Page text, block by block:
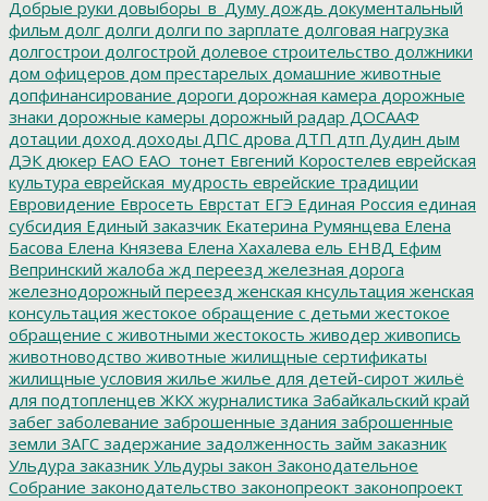
Добрые руки довыборы_в_Думу дождь документальный
фильм долг долги долги по зарплате долговая нагрузка
долгострои долгострой долевое строительство должники
дом офицеров дом престарелых домашние животные
допфинансирование дороги дорожная камера дорожные
знаки дорожные камеры дорожный радар ДОСААФ
дотации доход доходы ДПС дрова ДТП дтп Дудин дым
ДЭК дюкер ЕАО ЕАО_тонет Евгений Коростелев еврейская
культура еврейская_мудрость еврейские традиции
Евровидение Евросеть Еврстат ЕГЭ Единая Россия единая
субсидия Единый заказчик Екатерина Румянцева Елена
Басова Елена Князева Елена Хахалева ель ЕНВД Ефим
Вепринский жалоба жд переезд железная дорога
железнодорожный переезд женская кнсультация женская
консультация жестокое обращение с детьми жестокое
обращение с животными жестокость живодер живопись
животноводство животные жилищные сертификаты
жилищные условия жилье жилье для детей-сирот жильё
для подтопленцев ЖКХ журналистика Забайкальский край
забег заболевание заброшенные здания заброшенные
земли ЗАГС задержание задолженность займ заказник
Ульдура заказник Ульдуры закон Законодательное
Собрание законодательство законопреокт законопроект